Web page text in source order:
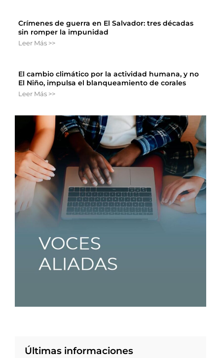
Crímenes de guerra en El Salvador: tres décadas
sin romper la impunidad
Leer Más >>
El cambio climático por la actividad humana, y no
El Niño, impulsa el blanqueamiento de corales
Leer Más >>
Últimas informaciones